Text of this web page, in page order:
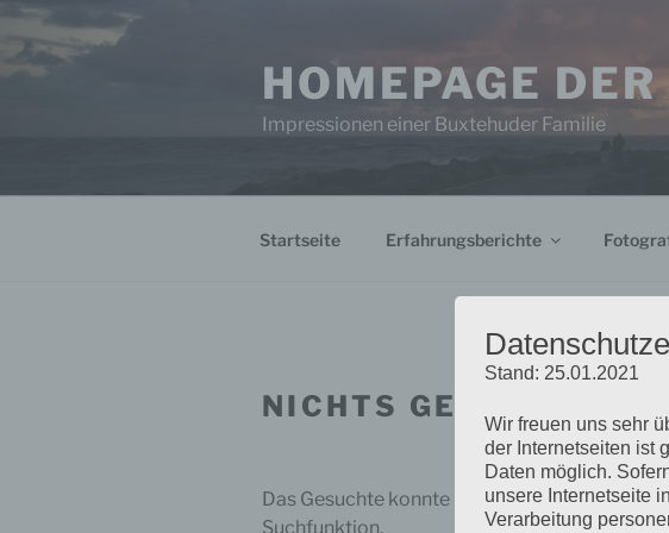
Zum
Inhalt
springen
HOMEPAGE
Impressionen einer Buxtehuder Familie
Startseite Erfahrungsberichte
NICHTS GEFUNDEN
Das Gesuchte konnte leider nicht gefunden
Suchfunktion.
Stand: 25.01.2021
Wir freuen uns sehr
der Internetseiten ist
Daten möglich.
unsere Internetseite
Verarbeitung